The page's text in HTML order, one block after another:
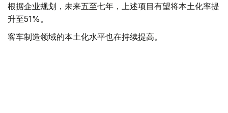
根据企业规划，未来五至七年，上述项目有望将本土化率提
升至51%。
客车制造领域的本土化水平也在持续提高。